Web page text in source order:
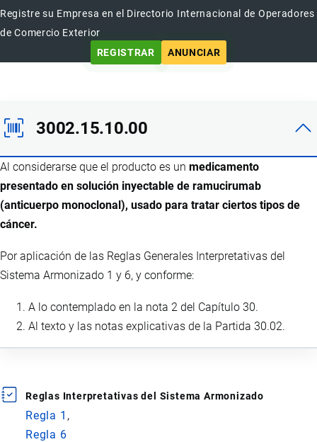
Registre su Empresa en el Directorio Internacional de Operadores
de Comercio Exterior
REGISTRAR
ANUNCIAR
3002.15.10.00
Al considerarse que el producto es un medicamento
presentado en solución inyectable de ramucirumab
(anticuerpo monoclonal), usado para tratar ciertos tipos de
cáncer.
Por aplicación de las Reglas Generales Interpretativas del
Sistema Armonizado 1 y 6, y conforme:
A lo contemplado en la nota 2 del Capítulo 30.
Al texto y las notas explicativas de la Partida 30.02.
Reglas Interpretativas del Sistema Armonizado
Regla 1
Regla 6